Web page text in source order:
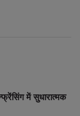
में सुधारात्मक